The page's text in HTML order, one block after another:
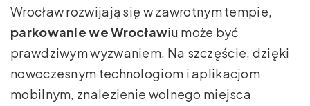
Wrocław rozwijają się w zawrotnym tempie,
parkowanie we Wrocławiu może być
prawdziwym wyzwaniem. Na szczęście, dzięki
nowoczesnym technologiom i aplikacjom
mobilnym, znalezienie wolnego miejsca